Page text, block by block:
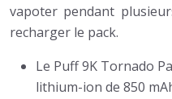
vapoter pendant
recharger le pack.
Le Puff 9K Tornado
lithium-ion de 850